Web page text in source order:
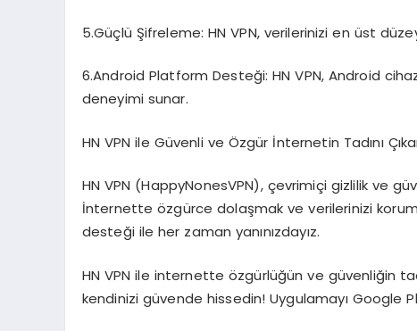
5.Güçlü Şifreleme: HN VPN, verilerinizi en üst
6.Android Platform Desteği: HN VPN, Android
deneyimi sunar.
HN VPN ile Güvenli ve Özgür İnternetin Tadını
HN VPN (HappyNonesVPN), çevrimiçi gizlilik ve
İnternette özgürce dolaşmak ve verilerinizi
desteği ile her zaman yanınızdayız.
HN VPN ile internette özgürlüğün ve güvenliğin
kendinizi güvende hissedin! Uygulamayı Google